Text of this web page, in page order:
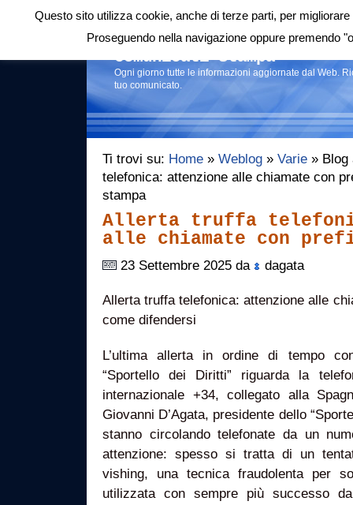
Login|RSS |
Comunicati stampa
Ogni giorno tutte le informazioni aggiornate dal Web.
tuo comunicato.
Ti trovi su: Home » Weblog » Varie » Blog
telefonica: attenzione alle chiamate con
stampa
Allerta truffa
alle chiamate con
23 Settembre 2025 da dagata
Allerta truffa telefonica: attenzione alle
come difendersi
L’ultima allerta in ordine di tempo
“Sportello dei Diritti” riguarda la
internazionale +34, collegato alla
Giovanni D’Agata, presidente dello
stanno circolando telefonate da un
attenzione: spesso si tratta di un
vishing, una tecnica fraudolenta per
utilizzata con sempre più successo
Questo sito utilizza cookie, anche di terze parti, per
Proseguendo nella navigazione oppure premendo